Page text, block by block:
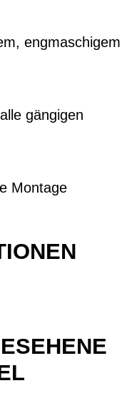
engmaschigem
gängigen
Montage